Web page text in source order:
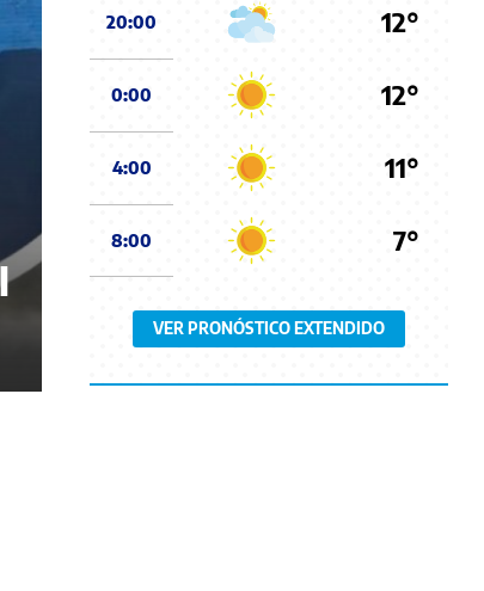
20:00 12°
0:00 12°
4:00 11°
8:00 7°
VER PRONÓSTICO EXTENDIDO